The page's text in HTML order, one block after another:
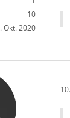
10
Okt. 2020